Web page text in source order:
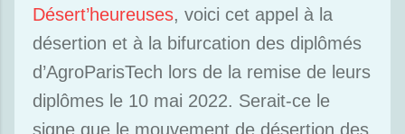
Désert’heureuses, voici cet appel à la
désertion et à la bifurcation des diplômés
d’AgroParisTech lors de la remise de leurs
diplômes le 10 mai 2022. Serait-ce le
signe que le mouvement de désertion des